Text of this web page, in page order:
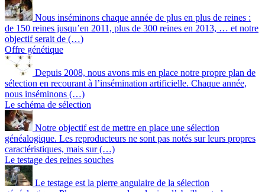
Nous inséminons chaque année de plus en plus de reines :
de 150 reines jusqu’en 2011, plus de 300 reines en 2013, … et notre
objectif serait de (…)
Offre génétique
Depuis 2008, nous avons mis en place notre propre plan de
sélection en recourant à l’insémination artificielle. Chaque année,
nous inséminons (…)
Le schéma de sélection
Notre objectif est de mettre en place une sélection
généalogique. Les reproducteurs ne sont pas notés sur leurs propres
caractéristiques, mais sur (…)
Le testage des reines souches
Le testage est la pierre angulaire de la sélection